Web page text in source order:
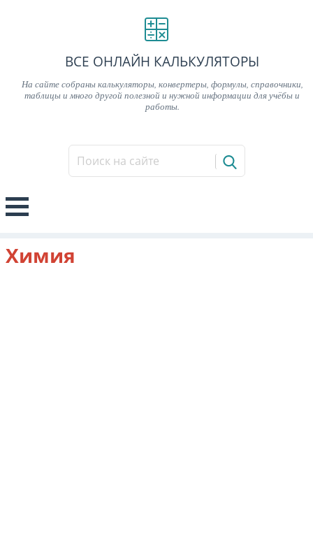
ВСЕ ОНЛАЙН КАЛЬКУЛЯТОРЫ
На сайте собраны калькуляторы, конвертеры, формулы, справочники,
таблицы и много другой полезной и нужной информации для учёбы и
работы.
Химия